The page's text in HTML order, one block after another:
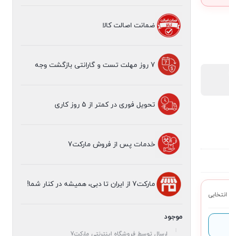
ضمانت اصالت کالا
7 روز مهلت تست و گارانتی بازگشت وجه
تحویل فوری در کمتر از 5 روز کاری
خدمات پس از فروش مارکت7
مارکت7 از ایران تا دبی، همیشه در کنار شما!
موجود
ارسال توسط فروشگاه اینترنتی مارکت7